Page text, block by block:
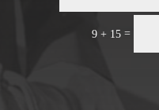
9 + 15 =